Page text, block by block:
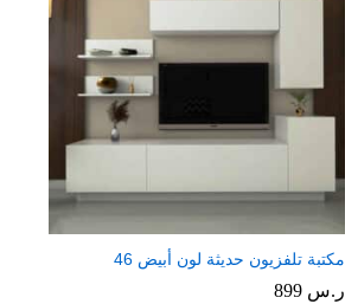
مكتبة تلفزيون حديثة لون أبيض 46
ر.س